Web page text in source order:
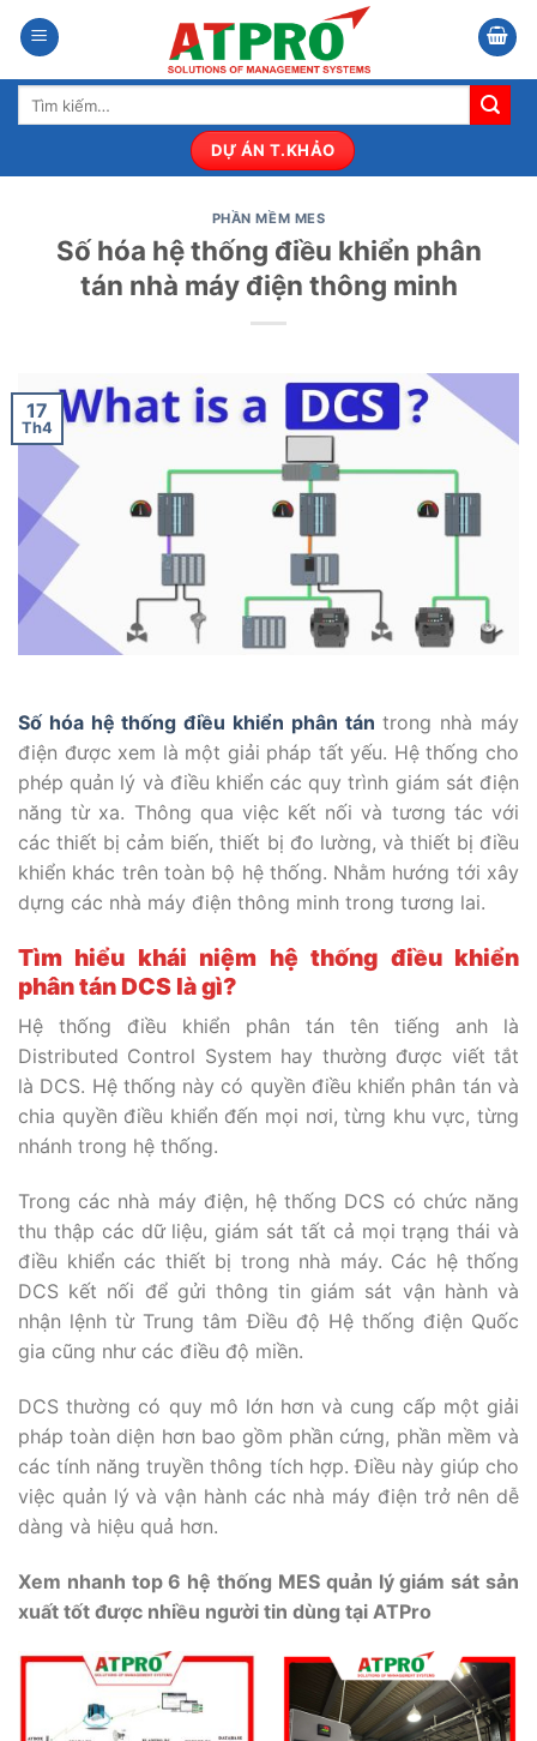
qua
nội
dung
Tìm
DỰ ÁN T.KHẢO
PHẦN MỀM MES
Số hóa hệ thống điều khiển phân
tán nhà máy điện thông minh
17
Th4
Số hóa hệ thống điều khiển phân tán trong nhà máy
điện được xem là một giải pháp tất yếu. Hệ thống cho
phép quản lý và điều khiển các quy trình giám sát điện
năng từ xa. Thông qua việc kết nối và tương tác với
các thiết bị cảm biến, thiết bị đo lường, và thiết bị điều
khiển khác trên toàn bộ hệ thống. Nhằm hướng tới xây
dựng các nhà máy điện thông minh trong tương lai.
Tìm hiểu khái niệm hệ thống điều khiển
phân tán DCS là gì?
Hệ thống điều khiển phân tán tên tiếng anh là
Distributed Control System hay thường được viết tắt
là DCS. Hệ thống này có quyền điều khiển phân tán và
chia quyền điều khiển đến mọi nơi, từng khu vực, từng
nhánh trong hệ thống.
Trong các nhà máy điện, hệ thống DCS có chức năng
thu thập các dữ liệu, giám sát tất cả mọi trạng thái và
điều khiển các thiết bị trong nhà máy. Các hệ thống
DCS kết nối để gửi thông tin giám sát vận hành và
nhận lệnh từ Trung tâm Điều độ Hệ thống điện Quốc
gia cũng như các điều độ miền.
DCS thường có quy mô lớn hơn và cung cấp một giải
pháp toàn diện hơn bao gồm phần cứng, phần mềm và
các tính năng truyền thông tích hợp. Điều này giúp cho
việc quản lý và vận hành các nhà máy điện trở nên dễ
dàng và hiệu quả hơn.
Xem nhanh top 6 hệ thống MES quản lý giám sát sản
xuất tốt được nhiều người tin dùng tại ATPro